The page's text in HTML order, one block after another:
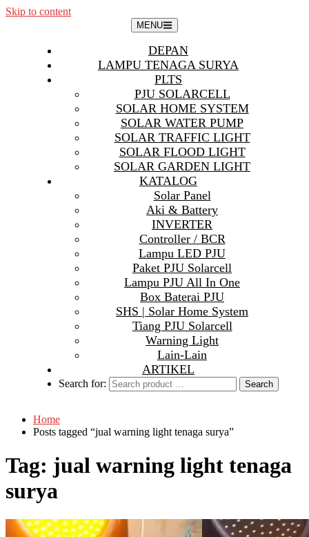
Skip to content
MENU
DEPAN
LAMPU TENAGA SURYA
PLTS
PJU SOLARCELL
SOLAR HOME SYSTEM
SOLAR WATER PUMP
SOLAR TRAFFIC LIGHT
SOLAR FLOOD LIGHT
SOLAR GARDEN LIGHT
KATALOG
Solar Panel
Aki & Battery
INVERTER
Controller / BCR
Lampu LED PJU
Paket PJU Solarcell
Lampu PJU All In One
Box Baterai PJU
SHS | Solar Home System
Tiang PJU Solarcell
Warning Light
Lain-Lain
ARTIKEL
Search for:
Home
Posts tagged “jual warning light tenaga surya”
Tag: jual warning light tenaga
surya